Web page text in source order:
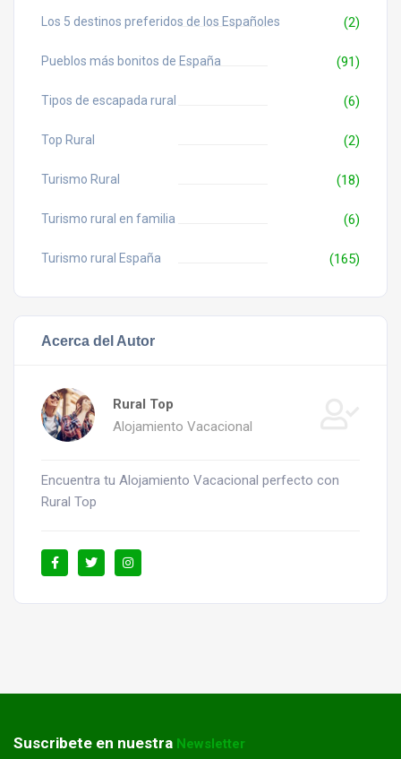
Los 5 destinos preferidos de los Españoles (2)
Pueblos más bonitos de España (91)
Tipos de escapada rural (6)
Top Rural (2)
Turismo Rural (18)
Turismo rural en familia (6)
Turismo rural España (165)
Acerca del Autor
Rural Top
Alojamiento Vacacional
Encuentra tu Alojamiento Vacacional perfecto con
Rural Top
Suscribete en nuestra Newsletter